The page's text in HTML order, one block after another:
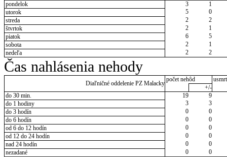
pondelok
3
1
utorok
5
0
streda
2
2
štvrtok
2
1
piatok
6
5
sobota
2
1
nedeľa
2 2
Čas nahlásenia nehody
Diaľničné oddelenie PZ Malacky
počet nehôd
+/-
do 30 min.
19
9
do 1 hodiny
3
3
do 3 hodín
0
0
do 6 hodín
0
0
od 6 do 12 hodín
0
0
od 12 do 24 hodín
0
0
nad 24 hodín
0
0
nezadané
0 0